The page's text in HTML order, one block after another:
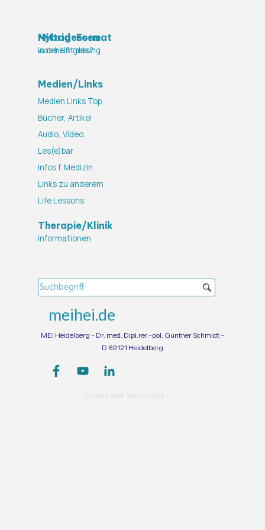
Created with Website X5
Medien/Links
Medien Links Top
Bücher, Artikel
Audio, Video
Les(e)bar
Infos f. Medizin
Links zu anderem
Life Lessons
Therapie/Klinik
Informationen
Mittagessen
in der Umgebung
Hybrid-Format
was heißt das?
meihei.de
MEI Heidelberg - Dr. med. Dipl.rer.-pol. Gunther Schmidt -
D 69121 Heidelberg